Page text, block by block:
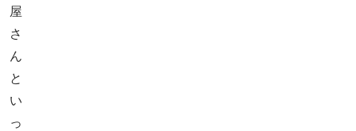
屋
さ
ん
と
い
っ